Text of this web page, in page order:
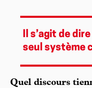
Il s’agit de
seul système
Quel discours